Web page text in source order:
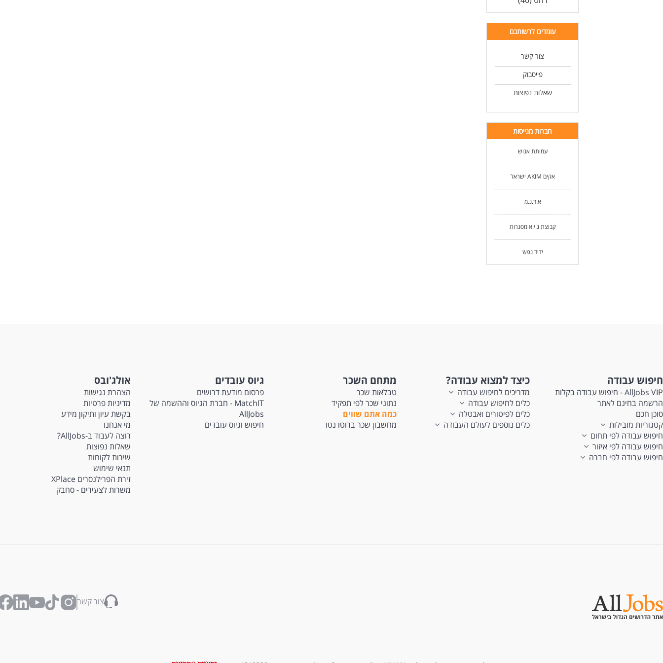
עומדים לרשותכם
צור קשר
פייסבוק
שאלות נפוצות
חברות מגייסות
עמותת אנוש
אקים AKIM ישראל
א.ד.נ.מ
קבוצת ג.י.א מסגרות
ידיד נפש
חיפוש עבודה
AllJobs VIP - חיפוש עבודה בקלות
הרשמה בחינם לאתר
סוכן חכם
קטגוריות מובילות
חיפוש עבודה לפי תחום
חיפוש עבודה לפי איזור
חיפוש עבודה לפי חברה
כיצד למצוא עבודה?
מדריכים לחיפוש עבודה
כלים לחיפוש עבודה
כלים לפיטורים ואבטלה
כלים נוספים לעולם העבודה
מתחם השכר
טבלאות שכר
נתוני שכר לפי תפקיד
כמה אתם שווים
מחשבון שכר ברוטו נטו
גיוס עובדים
פרסום מודעת דרושים
MatchIT - חברת הגיוס וההשמה של
AllJobs
חיפוש וגיוס עובדים
אולג'ובס
הצהרת נגישות
מדיניות פרטיות
בקשת עיון ותיקון מידע
מי אנחנו
רוצה לעבוד ב-AllJobs?
שאלות נפוצות
שירות לקוחות
תנאי שימוש
זירת הפרילנסרים XPlace
משרות לצעירים - סחבק
צור קשר